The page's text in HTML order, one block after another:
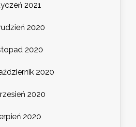
2021
2020
2020
2020
2020
2020